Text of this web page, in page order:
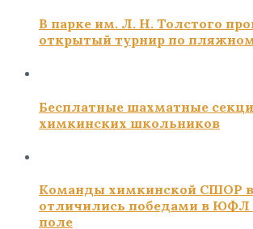
В парке им. Л. Н. Толстого
открытый турнир по
Бесплатные шахматные
химкинских школьников
Команды химкинской СШОР
отличились победами в
поле